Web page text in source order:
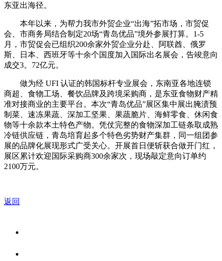
东亚出海径。
本年以来，为帮力我市外贸企业“出海”拓市场，市贸促
会、市商务局结合制定20场“青岛优品”境外参展打算。1-5
月，市贸促会已组织200余家外贸企业分赴、阿联酋、俄罗
斯、日本、西班牙等十余个国度加入国际出名展会，告竣意向
成交3。72亿元。
做为经 UFI 认证的韩国标杆专业展会，东南亚各地连锁
商超、食物工场、餐饮品牌及跨境采购商，是东亚食物财产精
准对接商业的主要平台。本次“青岛优品”展区集中展出腌渍预
制菜、速冻果蔬、深加工坚果、果蔬脆片、海鲜零食、休闲食
物等十余款本土特色产物。凭仗完整的食物深加工链条取成熟
冷链供应链，青岛培育起多个特色劣势财产集群，同一组团参
展的品牌化展现形式广受关心。开展首日便斩获合做开门红，
展区累计欢迎国际采购商300余家次，现场敲定意向订单约
2100万元。
返回